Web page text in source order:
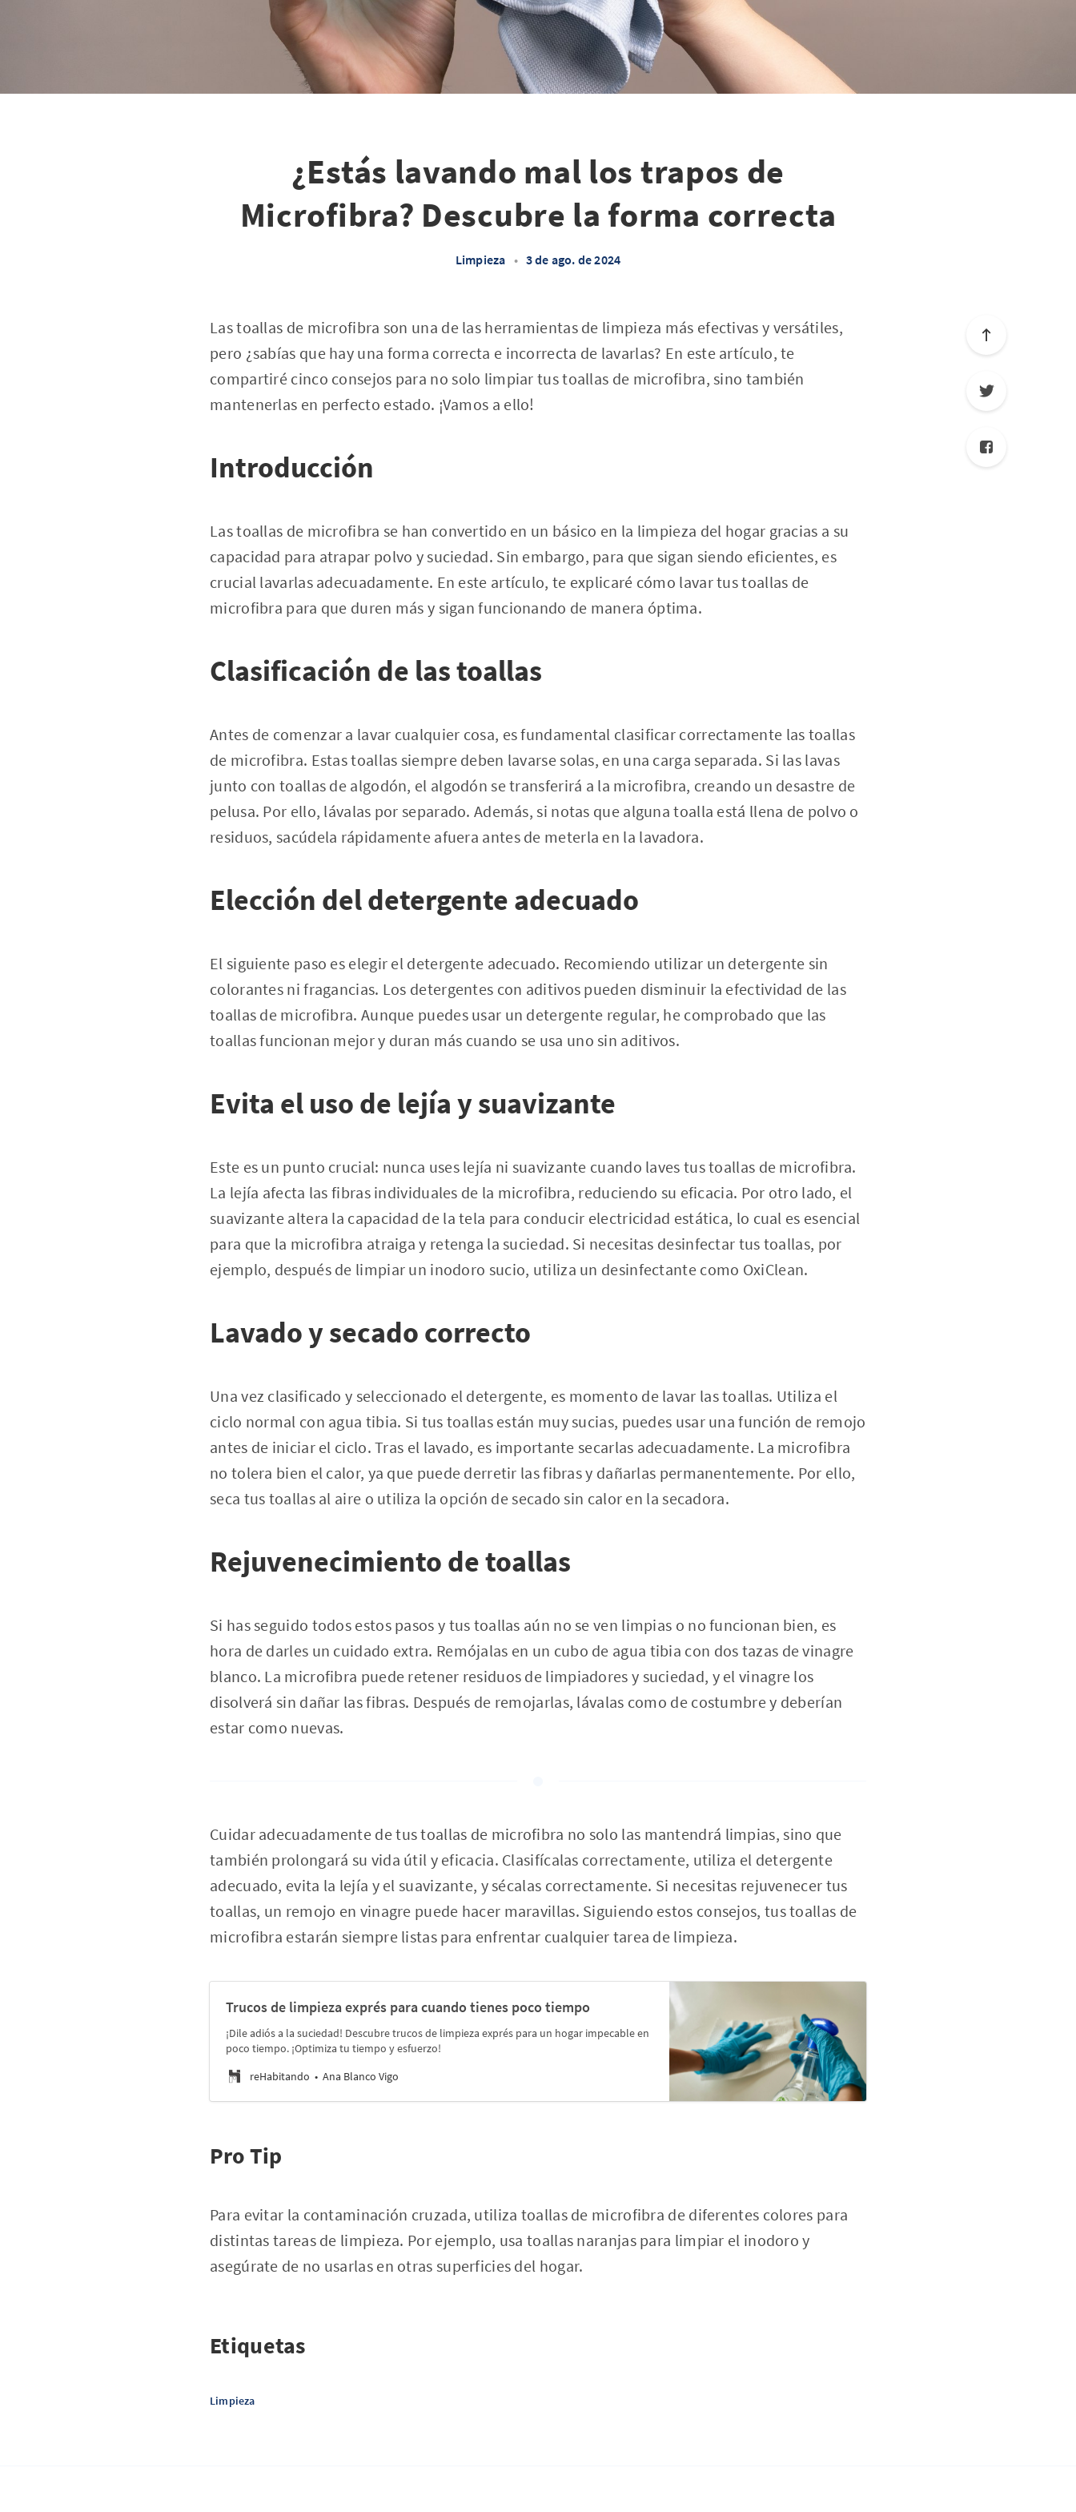
¿Estás lavando mal los trapos de
Microfibra? Descubre la forma correcta
Limpieza • 3 de ago. de 2024
Las toallas de microfibra son una de las herramientas de limpieza más efectivas y versátiles,
pero ¿sabías que hay una forma correcta e incorrecta de lavarlas? En este artículo, te
compartiré cinco consejos para no solo limpiar tus toallas de microfibra, sino también
mantenerlas en perfecto estado. ¡Vamos a ello!
Introducción
Las toallas de microfibra se han convertido en un básico en la limpieza del hogar gracias a su
capacidad para atrapar polvo y suciedad. Sin embargo, para que sigan siendo eficientes, es
crucial lavarlas adecuadamente. En este artículo, te explicaré cómo lavar tus toallas de
microfibra para que duren más y sigan funcionando de manera óptima.
Clasificación de las toallas
Antes de comenzar a lavar cualquier cosa, es fundamental clasificar correctamente las toallas
de microfibra. Estas toallas siempre deben lavarse solas, en una carga separada. Si las lavas
junto con toallas de algodón, el algodón se transferirá a la microfibra, creando un desastre de
pelusa. Por ello, lávalas por separado. Además, si notas que alguna toalla está llena de polvo o
residuos, sacúdela rápidamente afuera antes de meterla en la lavadora.
Elección del detergente adecuado
El siguiente paso es elegir el detergente adecuado. Recomiendo utilizar un detergente sin
colorantes ni fragancias. Los detergentes con aditivos pueden disminuir la efectividad de las
toallas de microfibra. Aunque puedes usar un detergente regular, he comprobado que las
toallas funcionan mejor y duran más cuando se usa uno sin aditivos.
Evita el uso de lejía y suavizante
Este es un punto crucial: nunca uses lejía ni suavizante cuando laves tus toallas de microfibra.
La lejía afecta las fibras individuales de la microfibra, reduciendo su eficacia. Por otro lado, el
suavizante altera la capacidad de la tela para conducir electricidad estática, lo cual es esencial
para que la microfibra atraiga y retenga la suciedad. Si necesitas desinfectar tus toallas, por
ejemplo, después de limpiar un inodoro sucio, utiliza un desinfectante como OxiClean.
Lavado y secado correcto
Una vez clasificado y seleccionado el detergente, es momento de lavar las toallas. Utiliza el
ciclo normal con agua tibia. Si tus toallas están muy sucias, puedes usar una función de remojo
antes de iniciar el ciclo. Tras el lavado, es importante secarlas adecuadamente. La microfibra
no tolera bien el calor, ya que puede derretir las fibras y dañarlas permanentemente. Por ello,
seca tus toallas al aire o utiliza la opción de secado sin calor en la secadora.
Rejuvenecimiento de toallas
Si has seguido todos estos pasos y tus toallas aún no se ven limpias o no funcionan bien, es
hora de darles un cuidado extra. Remójalas en un cubo de agua tibia con dos tazas de vinagre
blanco. La microfibra puede retener residuos de limpiadores y suciedad, y el vinagre los
disolverá sin dañar las fibras. Después de remojarlas, lávalas como de costumbre y deberían
estar como nuevas.
Cuidar adecuadamente de tus toallas de microfibra no solo las mantendrá limpias, sino que
también prolongará su vida útil y eficacia. Clasifícalas correctamente, utiliza el detergente
adecuado, evita la lejía y el suavizante, y sécalas correctamente. Si necesitas rejuvenecer tus
toallas, un remojo en vinagre puede hacer maravillas. Siguiendo estos consejos, tus toallas de
microfibra estarán siempre listas para enfrentar cualquier tarea de limpieza.
Trucos de limpieza exprés para cuando tienes poco tiempo
¡Dile adiós a la suciedad! Descubre trucos de limpieza exprés para un hogar impecable en
poco tiempo. ¡Optimiza tu tiempo y esfuerzo!
reHabitando
Ana Blanco Vigo
Pro Tip
Para evitar la contaminación cruzada, utiliza toallas de microfibra de diferentes colores para
distintas tareas de limpieza. Por ejemplo, usa toallas naranjas para limpiar el inodoro y
asegúrate de no usarlas en otras superficies del hogar.
Etiquetas
Limpieza